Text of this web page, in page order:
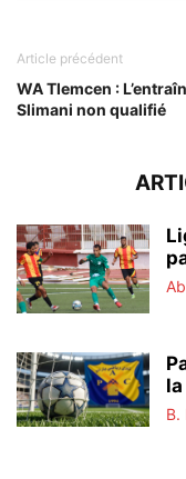
Article précédent
WA Tlemcen :
Slimani non qualifié
B.